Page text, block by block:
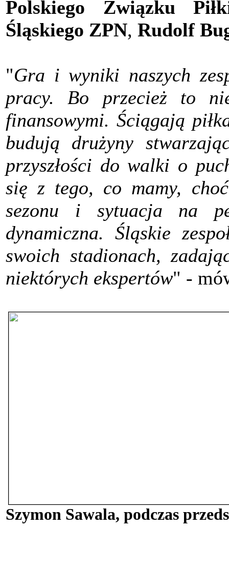
Polskiego Związku
Śląskiego ZPN, Rudolf
"Gra i wyniki naszych
pracy. Bo przecież to
finansowymi. Ściągają
budują drużyny
przyszłości do walki o
się z tego, co mamy,
sezonu i sytuacja na
dynamiczna. Śląskie
swoich stadionach,
niektórych ekspertów" -
Szymon Sawala, podczas